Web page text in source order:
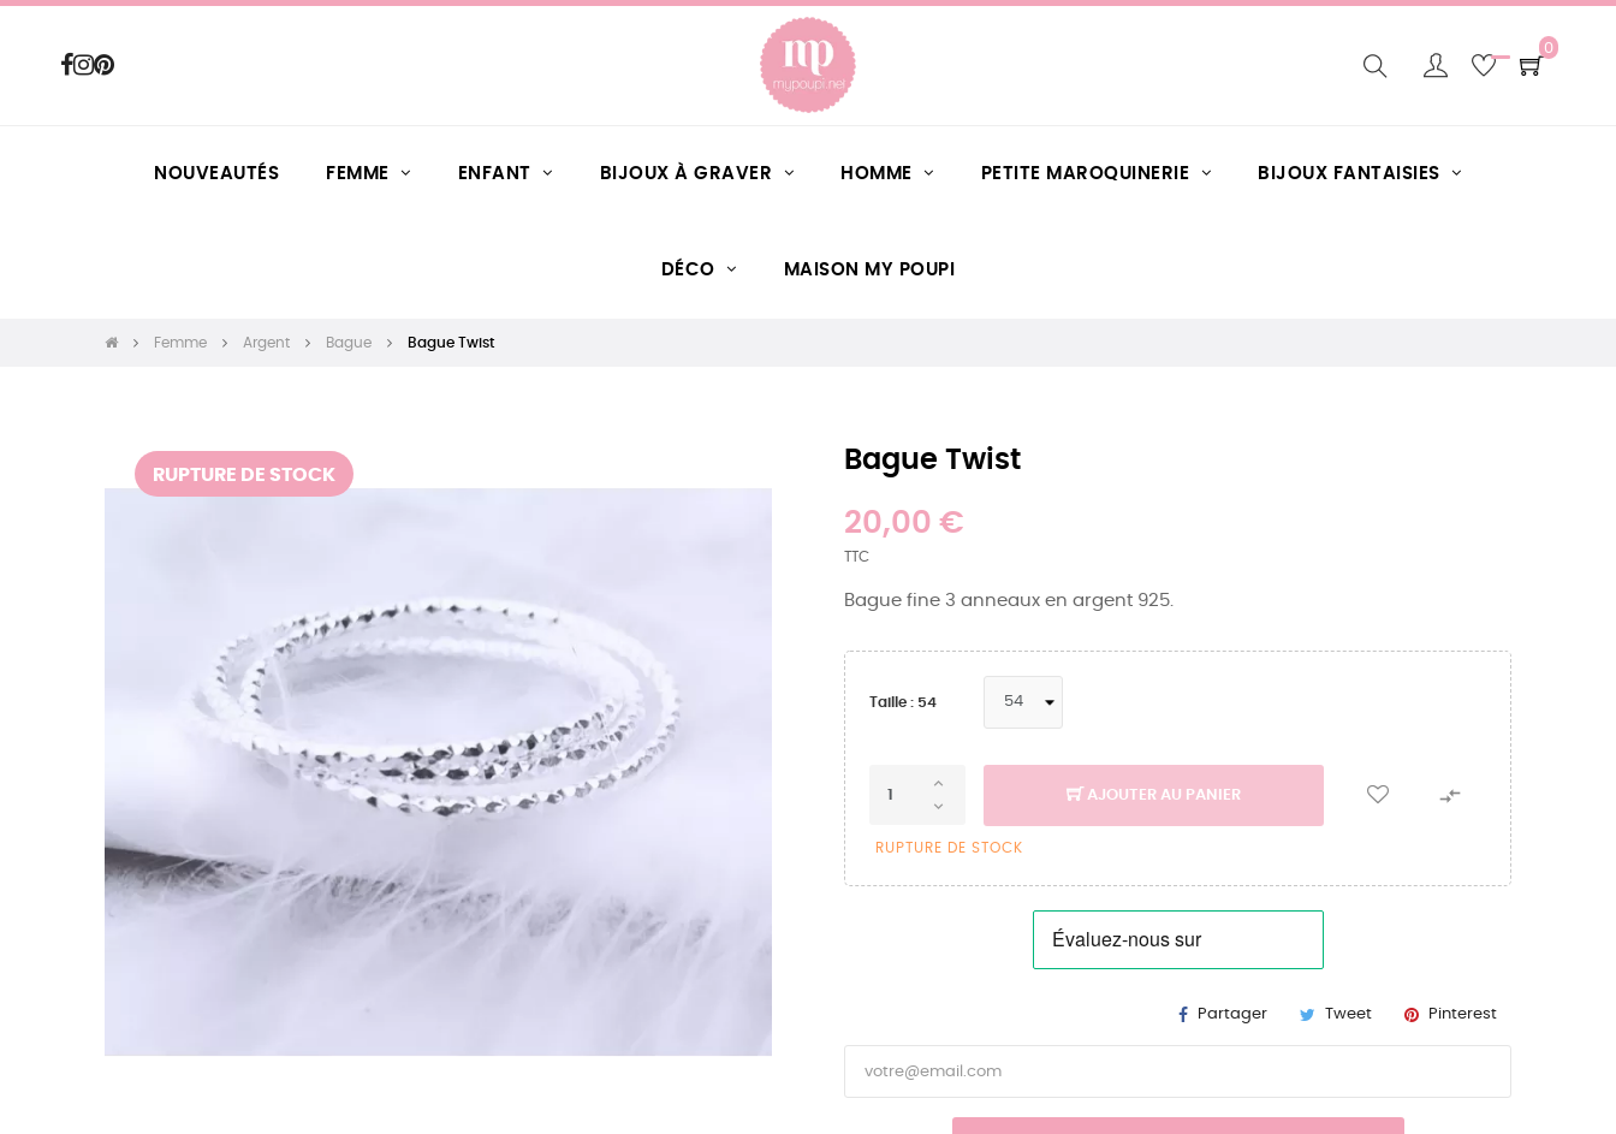
0
NOUVEAUTÉS FEMME ENFANT BIJOUX À GRAVER HOMME PETITE MAROQUINERIE BIJOUX FANTAISIES
DÉCO MAISON MY POUPI
Femme Argent Bague Bague Twist
RUPTURE DE STOCK Bague Twist
20,00 €
TTC
Bague fine 3 anneaux en argent 925.
Taille : 54
AJOUTER AU PANIER 
RUPTURE DE STOCK
Partager Tweet Pinterest